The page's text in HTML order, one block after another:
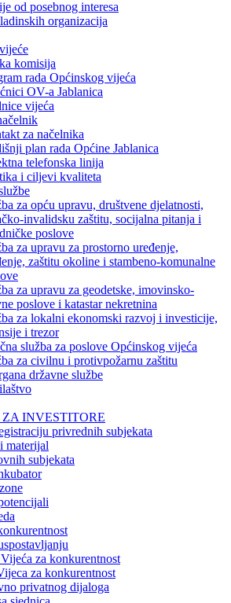
od posebnog interesa
organizacija
komisija
rada Općinskog vijeća
OV-a Jablanica
vijeća
za načelnika
plan rada Općine Jablanica
telefonska linija
i ciljevi kvaliteta
za opću upravu, društvene djelatnosti,
invalidsku zaštitu, socijalna pitanja i
poslove
za upravu za prostorno uređenje,
zaštitu okoline i stambeno-komunalne
za upravu za geodetske, imovinsko-
poslove i katastar nekretnina
za lokalni ekonomski razvoj i investicije,
i trezor
služba za poslove Općinskog vijeća
za civilnu i protivpožarnu zaštitu
državne službe
INVESTITORE
privrednih subjekata
materijal
subjekata
za konkurentnost
za konkurentnost
privatnog dijaloga